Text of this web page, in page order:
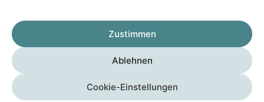
Zustimmen
Ablehnen
Cookie-Einstellungen
am Traunsee, Österreich